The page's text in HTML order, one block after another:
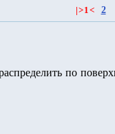
>1< 2
по